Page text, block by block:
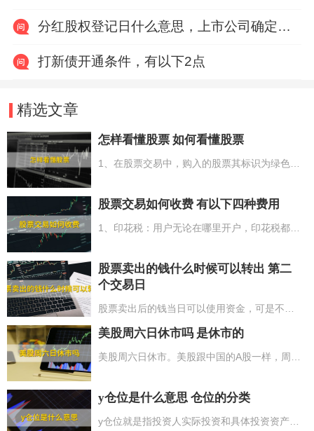
分红股权登记日什么意思，上市公司确定享受分红权利的股东名单的截止日期
打新债开通条件，有以下2点
精选文章
怎样看懂股票 如何看懂股票
股票交易如何收费 有以下四种费用
股票卖出的钱什么时候可以转出 第二
个交易日
美股周六日休市吗 是休市的
y仓位是什么意思 仓位的分类